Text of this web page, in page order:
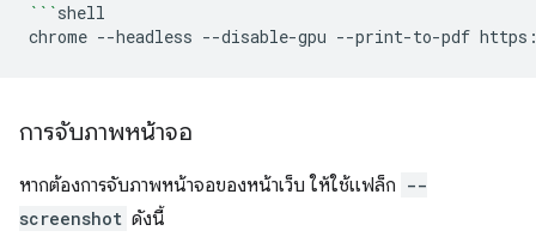
```shell
chrome --headless --disable-gpu --print-to-pdf
การจับภาพหน้าจอ
หากต้องการจับภาพหน้าจอของหน้าเว็บ ให้ใช้แฟล็ก --
screenshot ดังนี้